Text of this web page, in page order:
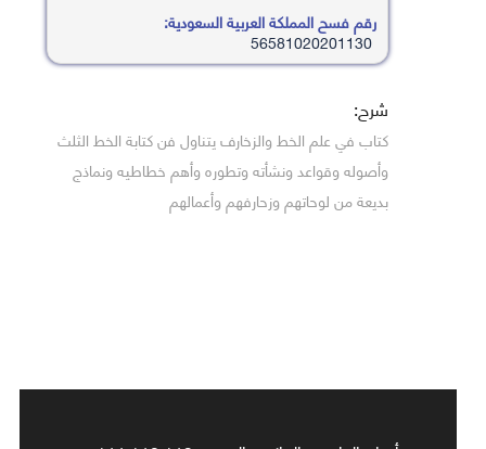
رقم فسح المملكة العربية السعودية:
56581020201130
شرح:
كتاب في علم الخط والزخارف يتناول فن كتابة الخط الثلث
وأصوله وقواعد ونشأته وتطوره وأهم خطاطيه ونماذج
بديعة من لوحاتهم وزحارفهم وأعمالهم